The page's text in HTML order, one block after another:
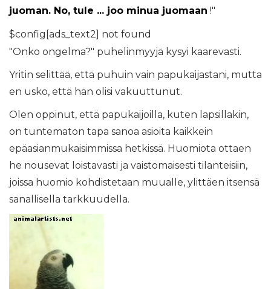
juoman. No, tule ... joo minua juomaan !"
$config[ads_text2] not found
"Onko ongelma?" puhelinmyyjä kysyi kaarevasti.
Yritin selittää, että puhuin vain papukaijastani, mutta
en usko, että hän olisi vakuuttunut.
Olen oppinut, että papukaijoilla, kuten lapsillakin,
on tuntematon tapa sanoa asioita kaikkein
epäasianmukaisimmissa hetkissä. Huomiota ottaen
he nousevat loistavasti ja vaistomaisesti tilanteisiin,
joissa huomio kohdistetaan muualle, ylittäen itsensä
sanallisella tarkkuudella.